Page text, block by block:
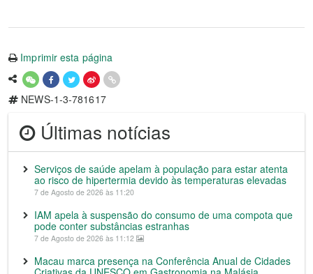
Imprimir esta página
NEWS-1-3-781617
Últimas notícias
Serviços de saúde apelam à população para estar atenta
ao risco de hipertermia devido às temperaturas elevadas
7 de Agosto de 2026 às 11:20
IAM apela à suspensão do consumo de uma compota que
pode conter substâncias estranhas
7 de Agosto de 2026 às 11:12
Macau marca presença na Conferência Anual de Cidades